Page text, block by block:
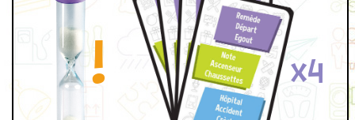
! x4